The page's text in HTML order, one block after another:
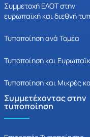
Συμμετοχή ΕΛΟΤ στην
ευρωπαϊκή και διεθνή
Τυποποίηση ανά Τομέα
Τυποποίηση και
Τυποποίηση και Μικρές
Συμμετέχοντας στην
τυποποίηση